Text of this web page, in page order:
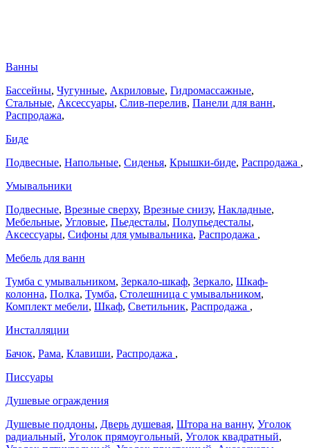
Ванны
Бассейны, Чугунные, Акриловые, Гидромассажные,
Стальные, Аксессуары, Слив-перелив, Панели для ванн,
Распродажа,
Биде
Подвесные, Напольные, Сиденья, Крышки-биде, Распродажа ,
Умывальники
Подвесные, Врезные сверху, Врезные снизу, Накладные,
Мебельные, Угловые, Пьедесталы, Полупьедесталы,
Аксессуары, Сифоны для умывальника, Распродажа ,
Мебель для ванн
Тумба с умывальником, Зеркало-шкаф, Зеркало, Шкаф-
колонна, Полка, Тумба, Столешница с умывальником,
Комплект мебели, Шкаф, Светильник, Распродажа ,
Инсталляции
Бачок, Рама, Клавиши, Распродажа ,
Писсуары
Душевые ограждения
Душевые поддоны, Дверь душевая, Штора на ванну, Уголок
радиальный, Уголок прямоугольный, Уголок квадратный,